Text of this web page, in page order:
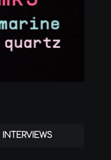
INTERVIEWS